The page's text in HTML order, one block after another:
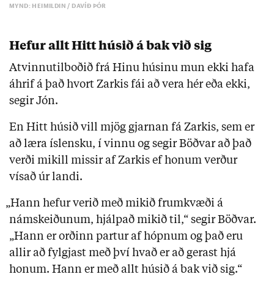
MYND: HEIMILDIN / DAVÍÐ ÞÓR
Hefur allt Hitt húsið á bak við sig
Atvinnutilboðið frá Hinu húsinu mun ekki hafa
áhrif á það hvort Zarkis fái að vera hér eða ekki,
segir Jón.
En Hitt húsið vill mjög gjarnan fá Zarkis, sem er
að læra íslensku, í vinnu og segir Böðvar að það
verði mikill missir af Zarkis ef honum verður
vísað úr landi.
„Hann hefur verið með mikið frumkvæði á
námskeiðunum, hjálpað mikið til,“ segir Böðvar.
„Hann er orðinn partur af hópnum og það eru
allir að fylgjast með því hvað er að gerast hjá
honum. Hann er með allt húsið á bak við sig.“